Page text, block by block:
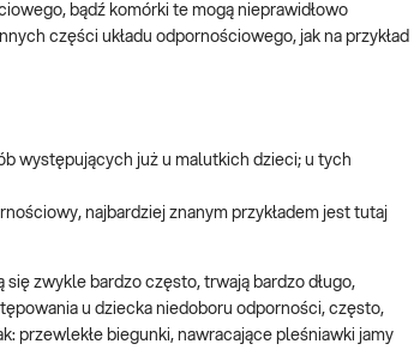
bądź komórki te mogą nieprawidłowo
części układu odpornościowego, jak na przykład
występujących już u malutkich dzieci; u tych
najbardziej znanym przykładem jest tutaj
zwykle bardzo często, trwają bardzo długo,
u dziecka niedoboru odporności, często,
przewlekłe biegunki, nawracające pleśniawki jamy